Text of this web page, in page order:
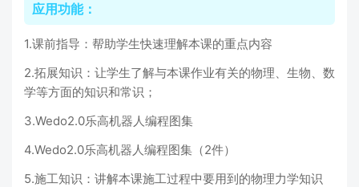
应用功能：
1.课前指导：帮助学生快速理解本课的重点内容
2.拓展知识：让学生了解与本课作业有关的物理、生物、数
学等方面的知识和常识；
3.Wedo2.0乐高机器人编程图集
4.Wedo2.0乐高机器人编程图集（2件）
5.施工知识：讲解本课施工过程中要用到的物理力学知识